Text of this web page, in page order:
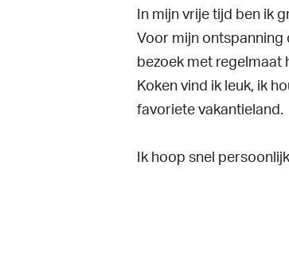
In mijn vrije tijd ben ik
Voor mijn ontspanning
bezoek met regelmaat
Koken vind ik leuk, ik
favoriete vakantieland.
Ik hoop snel